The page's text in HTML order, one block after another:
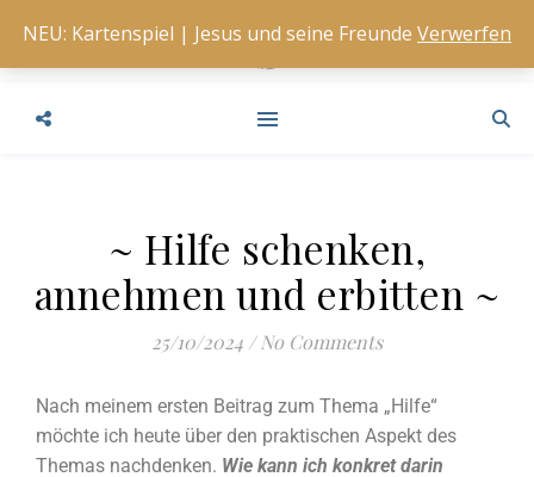
~ Hilfe schenken,
annehmen und erbitten ~
25/10/2024 / No Comments
Nach meinem ersten Beitrag zum Thema „Hilfe“
möchte ich heute über den praktischen Aspekt des
Themas nachdenken. Wie kann ich konkret darin
NEU: Kartenspiel | Jesus und seine Freunde Verwerfen